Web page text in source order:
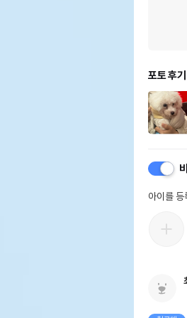
포토 후기
아이를